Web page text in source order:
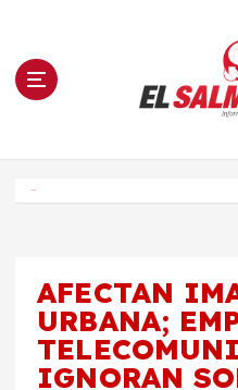
n El
AFECTAN
URBANA;
IGNORAN